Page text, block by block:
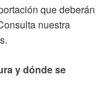
que deberán
nuestra
y dónde se